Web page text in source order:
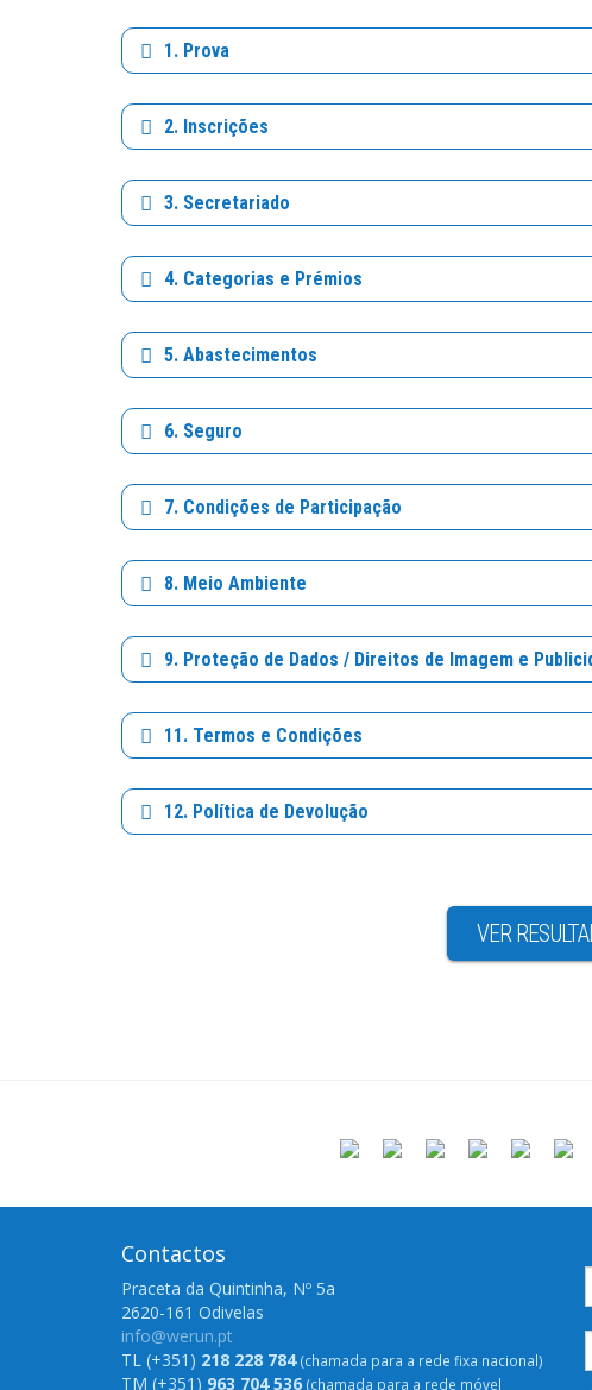
1. Prova
2. Inscrições
3. Secretariado
4. Categorias e Prémios
5. Abastecimentos
6. Seguro
7. Condições de Participação
8. Meio Ambiente
9. Proteção de Dados / Direitos de Imagem e
11. Termos e Condições
12. Política de Devolução
VER
Contactos
Praceta da Quintinha, Nº 5a
2620-161 Odivelas
info@werun.pt
TL (+351) 218 228 784(chamada para a rede fixa nacional)
TM (+351) 963 704 536 (chamada para a rede móvel